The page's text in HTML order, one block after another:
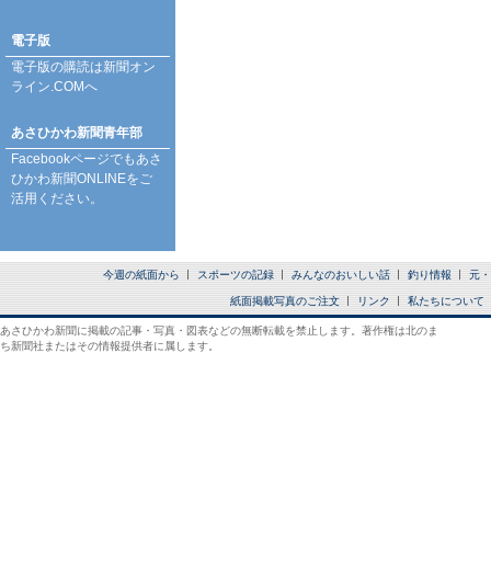
電子版
電子版の購読は新聞オン
ライン.COMへ
あさひかわ新聞青年部
Facebookページでもあさ
ひかわ新聞ONLINEをご
活用ください。
今週の紙面から スポーツの記録 みんなのおいしい話 釣り情報 元
紙面掲載写真のご注文 リンク 私たちについて
あさひかわ新聞に掲載の記事・写真・図表などの無断転載を禁止します。著作権は北のま
ち新聞社またはその情報提供者に属します。